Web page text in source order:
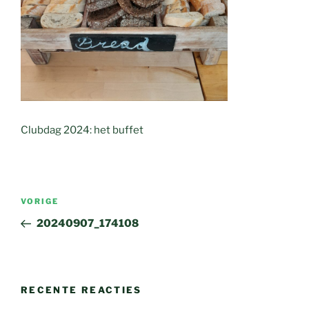
Clubdag 2024: het buffet
Bericht
Vorig
bericht
VORIGE
20240907_174108
RECENTE REACTIES